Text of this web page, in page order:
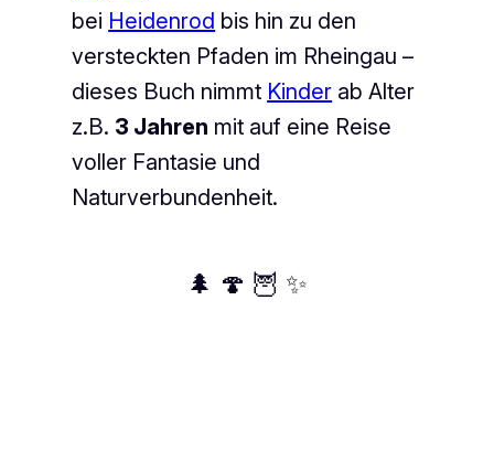
bei Heidenrod bis hin zu den
versteckten Pfaden im Rheingau –
dieses Buch nimmt Kinder ab Alter
z.B. 3 Jahren mit auf eine Reise
voller Fantasie und
Naturverbundenheit.
🌲 🍄 🦉 ✨